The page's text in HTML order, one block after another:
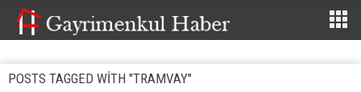
POSTS TAGGED WITH "TRAMVAY"